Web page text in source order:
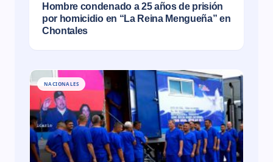
Hombre condenado a 25 años de prisión
por homicidio en “La Reina Mengueña” en
Chontales
NACIONALES